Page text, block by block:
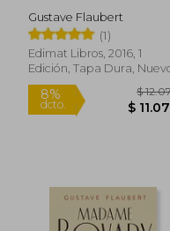
Gustave Flaubert
(1)
Edimat Libros, 2016, 1
Edición, Tapa Dura,